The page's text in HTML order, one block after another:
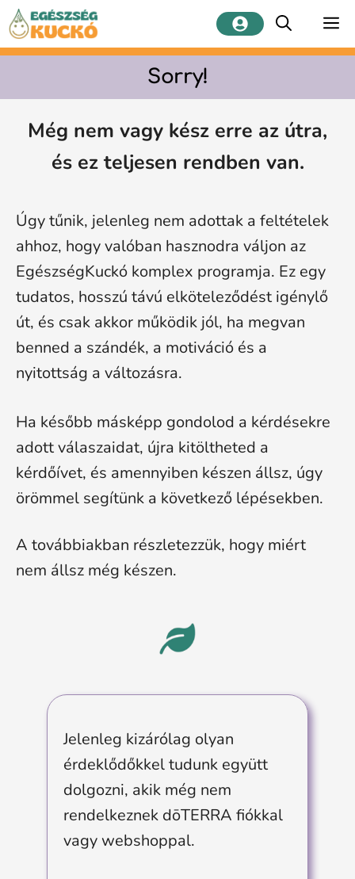
Kilépés
tartalomba
Sorry!
Még nem vagy kész erre az útra,
és ez teljesen rendben van.
Úgy tűnik, jelenleg nem adottak a feltételek
ahhoz, hogy valóban hasznodra váljon az
EgészségKuckó komplex programja. Ez egy
tudatos, hosszú távú elköteleződést igénylő
út, és csak akkor működik jól, ha megvan
benned a szándék, a motiváció és a
nyitottság a változásra.
Ha később másképp gondolod a kérdésekre
adott válaszaidat, újra kitöltheted a
kérdőívet, és amennyiben készen állsz, úgy
örömmel segítünk a következő lépésekben.
A továbbiakban részletezzük, hogy miért
nem állsz még készen.
Jelenleg kizárólag olyan
érdeklődőkkel tudunk együtt
dolgozni, akik még nem
rendelkeznek dōTERRA fiókkal
vagy webshoppal.